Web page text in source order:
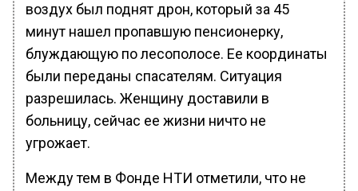
воздух был поднят дрон, который за 45
минут нашел пропавшую пенсионерку,
блуждающую по лесополосе. Ее координаты
были переданы спасателям. Ситуация
разрешилась. Женщину доставили в
больницу, сейчас ее жизни ничто не
угрожает.
Между тем в Фонде НТИ отметили, что не